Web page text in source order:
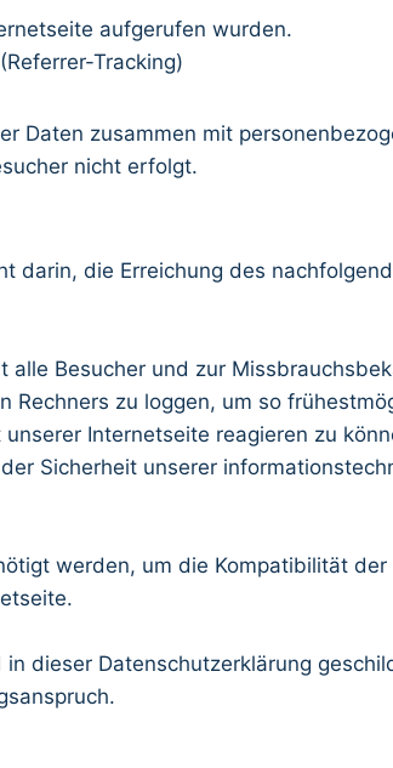
aufgerufen wurden.
Tracking)
Daten zusammen mit
nicht erfolgt.
darin, die Erreichung des
Besucher und zur
zu loggen, um so
Internetseite reagieren zu
Sicherheit unserer
werden, um die Kompatibilität
dieser Datenschutzerklärung